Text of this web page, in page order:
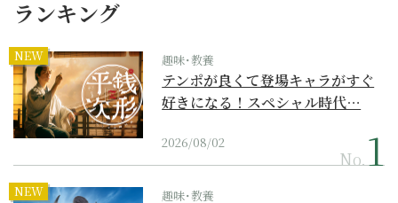
ランキング
NEW 趣味･教養
テンポが良くて登場キャラがすぐ
好きになる！スペシャル時代…
2026/08/02
No.
NEW 趣味･教養